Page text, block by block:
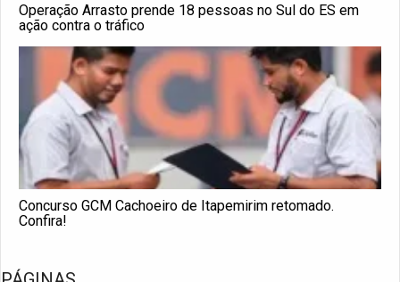
Operação Arrasto prende 18 pessoas no Sul do ES em
ação contra o tráfico
Concurso GCM Cachoeiro de Itapemirim retomado.
Confira!